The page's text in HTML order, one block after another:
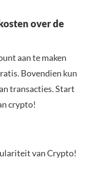
over de
aan te maken
Bovendien kun
transacties. Start
crypto!
van Crypto!